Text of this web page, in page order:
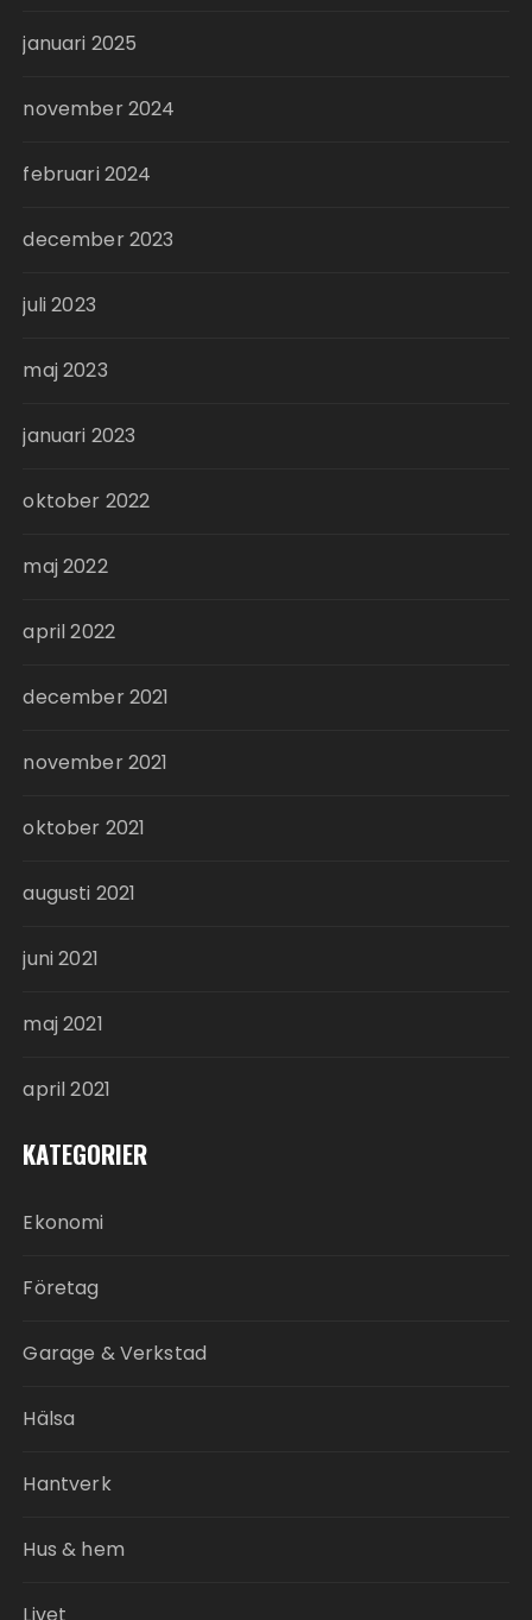
januari 2025
november 2024
februari 2024
december 2023
juli 2023
maj 2023
januari 2023
oktober 2022
maj 2022
april 2022
december 2021
november 2021
oktober 2021
augusti 2021
juni 2021
maj 2021
april 2021
KATEGORIER
Ekonomi
Företag
Garage & Verkstad
Hälsa
Hantverk
Hus & hem